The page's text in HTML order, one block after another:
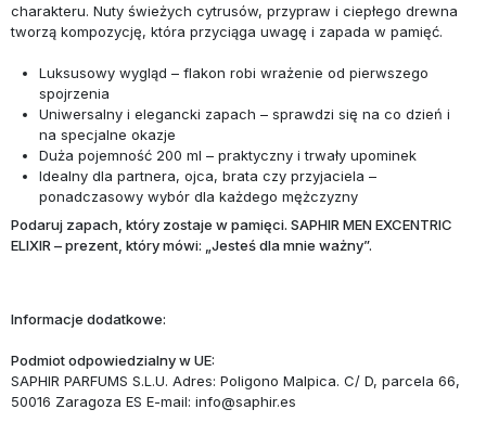
charakteru. Nuty świeżych cytrusów, przypraw i ciepłego drewna
tworzą kompozycję, która przyciąga uwagę i zapada w pamięć.
Luksusowy wygląd – flakon robi wrażenie od pierwszego
spojrzenia
Uniwersalny i elegancki zapach – sprawdzi się na co dzień i
na specjalne okazje
Duża pojemność 200 ml – praktyczny i trwały upominek
Idealny dla partnera, ojca, brata czy przyjaciela –
ponadczasowy wybór dla każdego mężczyzny
Podaruj zapach, który zostaje w pamięci. SAPHIR MEN EXCENTRIC
ELIXIR – prezent, który mówi: „Jesteś dla mnie ważny”.
Informacje dodatkowe:
Podmiot odpowiedzialny w UE:
SAPHIR PARFUMS S.L.U. Adres: Poligono Malpica. C/ D, parcela 66,
50016 Zaragoza ES E-mail: info@saphir.es